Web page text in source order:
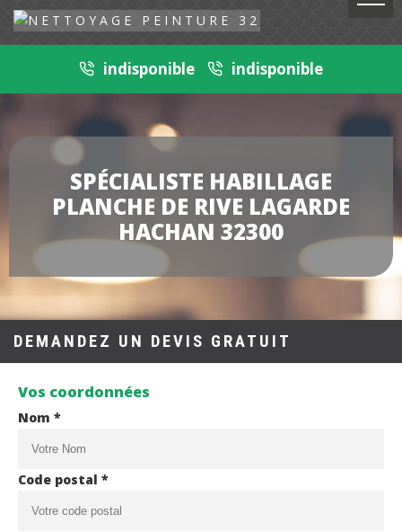
indisponible indisponible
SPÉCIALISTE HABILLAGE
PLANCHE DE RIVE LAGARDE
HACHAN 32300
DEMANDEZ UN DEVIS GRATUIT
Vos coordonnées
Nom *
Code postal *